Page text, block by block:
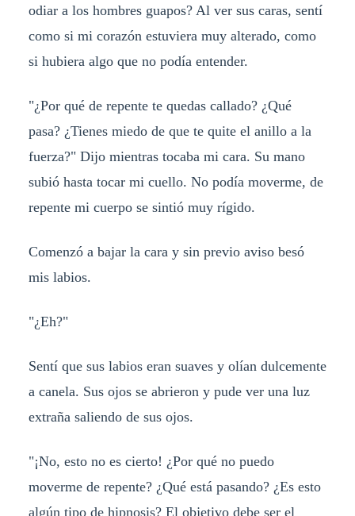
odiar a los hombres guapos? Al ver sus caras, sentí
como si mi corazón estuviera muy alterado, como
si hubiera algo que no podía entender.
"¿Por qué de repente te quedas callado? ¿Qué
pasa? ¿Tienes miedo de que te quite el anillo a la
fuerza?" Dijo mientras tocaba mi cara. Su mano
subió hasta tocar mi cuello. No podía moverme, de
repente mi cuerpo se sintió muy rígido.
Comenzó a bajar la cara y sin previo aviso besó
mis labios.
"¿Eh?"
Sentí que sus labios eran suaves y olían dulcemente
a canela. Sus ojos se abrieron y pude ver una luz
extraña saliendo de sus ojos.
"¡No, esto no es cierto! ¿Por qué no puedo
moverme de repente? ¿Qué está pasando? ¿Es esto
algún tipo de hipnosis? El objetivo debe ser el